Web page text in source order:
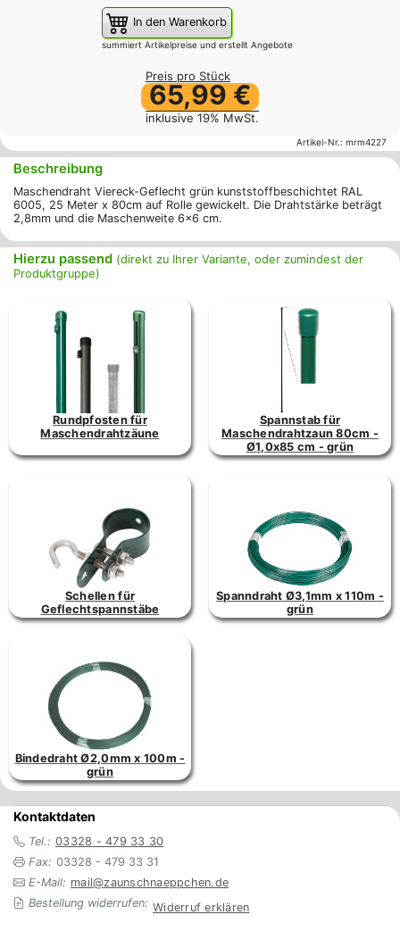
In den Warenkorb
summiert Artikelpreise und erstellt Angebote
Preis pro Stück
65,99 €
inklusive 19% MwSt.
Artikel-Nr.: mrm4227
Beschreibung
Maschendraht Viereck-Geflecht grün kunststoffbeschichtet RAL
6005, 25 Meter x 80cm auf Rolle gewickelt. Die Drahtstärke beträgt
2,8mm und die Maschenweite 6x6 cm.
Hierzu passend (direkt zu Ihrer Variante, oder zumindest der
Produktgruppe)
Rundpfosten für
Maschendrahtzäune
Spannstab für
Maschendrahtzaun 80cm -
Ø1,0x85 cm - grün
Schellen für
Geflechtspannstäbe
Spanndraht Ø3,1mm x 110m -
grün
Bindedraht Ø2,0mm x 100m -
grün
Kontaktdaten
Tel.: 03328 - 479 33 30
Fax: 03328 - 479 33 31
E-Mail: mail@zaunschnaeppchen.de
Bestellung widerrufen: Widerruf erklären